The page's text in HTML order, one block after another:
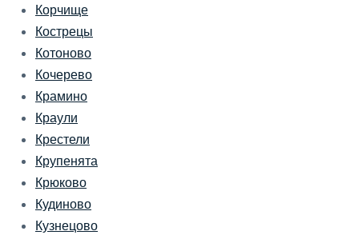
Корчище
Кострецы
Котоново
Кочерево
Крамино
Краули
Крестели
Крупенята
Крюково
Кудиново
Кузнецово